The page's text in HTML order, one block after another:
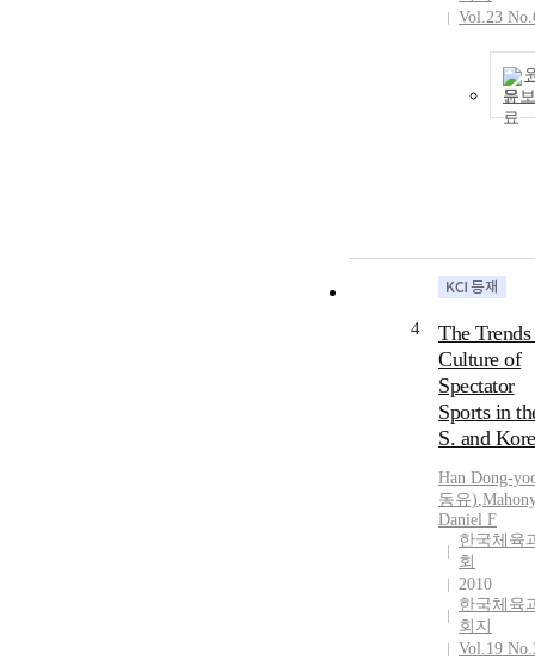
Vol.23
문
4
The Trends
Culture of
Spectator
Sports in
S. and
Han Dong-
동유),
Daniel F
한국체육
회
2010
한국체육
회지
Vol.19